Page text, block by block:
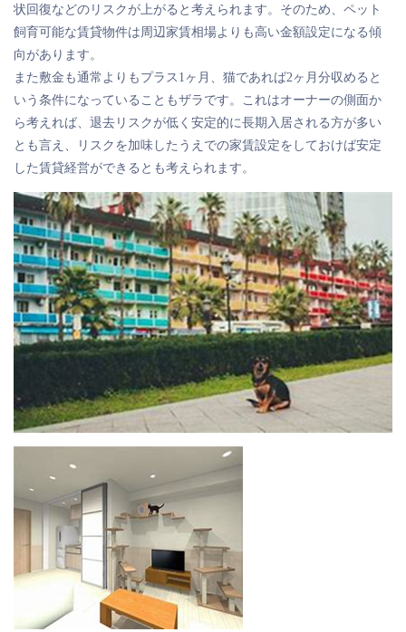
状回復などのリスクが上がると考えられます。そのため、ペット
飼育可能な賃貸物件は周辺家賃相場よりも高い金額設定になる傾
向があります。
また敷金も通常よりもプラス1ヶ月、猫であれば2ヶ月分収めると
いう条件になっていることもザラです。これはオーナーの側面か
ら考えれば、退去リスクが低く安定的に長期入居される方が多い
とも言え、リスクを加味したうえでの家賃設定をしておけば安定
した賃貸経営ができるとも考えられます。